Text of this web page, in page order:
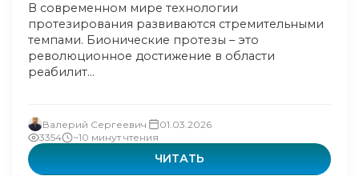
В современном мире технологии
протезирования развиваются стремительными
темпами. Бионические протезы – это
революционное достижение в области
реабилит...
Валерий Сергеевич
01.03.2026
3354
~10 минут чтения
ЧИТАТЬ